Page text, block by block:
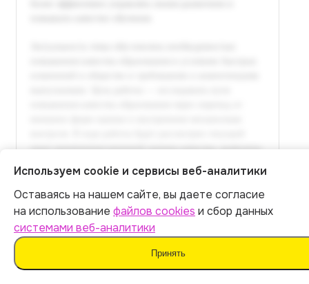
Итог:399р.
Оплатить
Используем cookie и сервисы веб-аналитики
Оставаясь на нашем сайте, вы даете согласие
на использование файлов cookies и сбор данных
системами веб-аналитики
Принять